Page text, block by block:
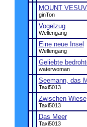
MOUNT
ginTon
Vogelzug
Wellengang
Eine neue Insel
Wellengang
Geliebte
waterwoman
Seemann, das
Taxi5013
Zwischen
Taxi5013
Das Meer
Taxi5013